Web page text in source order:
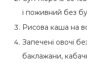
і поживний без
Рисова каша на
Запечені овочі
баклажани,